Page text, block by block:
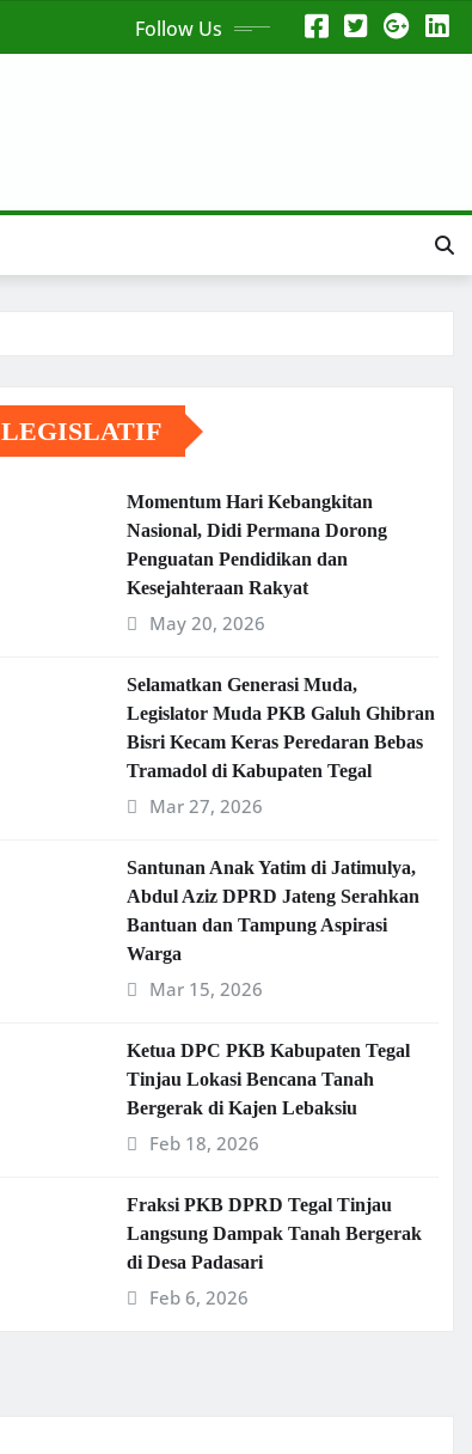
Follow Us
LEGISLATIF
Momentum Hari Kebangkitan
Nasional, Didi Permana Dorong
Penguatan Pendidikan dan
Kesejahteraan Rakyat
May 20, 2026
Selamatkan Generasi Muda,
Legislator Muda PKB Galuh Ghibran
Bisri Kecam Keras Peredaran Bebas
Tramadol di Kabupaten Tegal
Mar 27, 2026
Santunan Anak Yatim di Jatimulya,
Abdul Aziz DPRD Jateng Serahkan
Bantuan dan Tampung Aspirasi
Warga
Mar 15, 2026
Ketua DPC PKB Kabupaten Tegal
Tinjau Lokasi Bencana Tanah
Bergerak di Kajen Lebaksiu
Feb 18, 2026
Fraksi PKB DPRD Tegal Tinjau
Langsung Dampak Tanah Bergerak
di Desa Padasari
Feb 6, 2026